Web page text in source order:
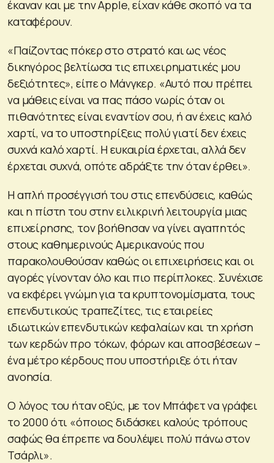
έκαναν και με την Apple, είχαν κάθε σκοπό να τα
καταφέρουν.
«Παίζοντας πόκερ στο στρατό και ως νέος
δικηγόρος βελτίωσα τις επιχειρηματικές μου
δεξιότητες», είπε ο Μάνγκερ. «Αυτό που πρέπει
να μάθεις είναι να πας πάσο νωρίς όταν οι
πιθανότητες είναι εναντίον σου, ή αν έχεις καλό
χαρτί, να το υποστηρίξεις πολύ γιατί δεν έχεις
συχνά καλό χαρτί. Η ευκαιρία έρχεται, αλλά δεν
έρχεται συχνά, οπότε αδράξτε την όταν έρθει».
Η απλή προσέγγισή του στις επενδύσεις, καθώς
και η πίστη του στην ειλικρινή λειτουργία μιας
επιχείρησης, τον βοήθησαν να γίνει αγαπητός
στους καθημερινούς Αμερικανούς που
παρακολουθούσαν καθώς οι επιχειρήσεις και οι
αγορές γίνονταν όλο και πιο περίπλοκες. Συνέχισε
να εκφέρει γνώμη για τα κρυπτονομίσματα, τους
επενδυτικούς τραπεζίτες, τις εταιρείες
ιδιωτικών επενδυτικών κεφαλαίων και τη χρήση
των κερδών προ τόκων, φόρων και αποσβέσεων –
ένα μέτρο κέρδους που υποστήριξε ότι ήταν
ανοησία.
Ο λόγος του ήταν οξύς, με τον Μπάφετ να γράφει
το 2000 ότι «όποιος διδάσκει καλούς τρόπους
σαφώς θα έπρεπε να δουλέψει πολύ πάνω στον
Τσάρλι».